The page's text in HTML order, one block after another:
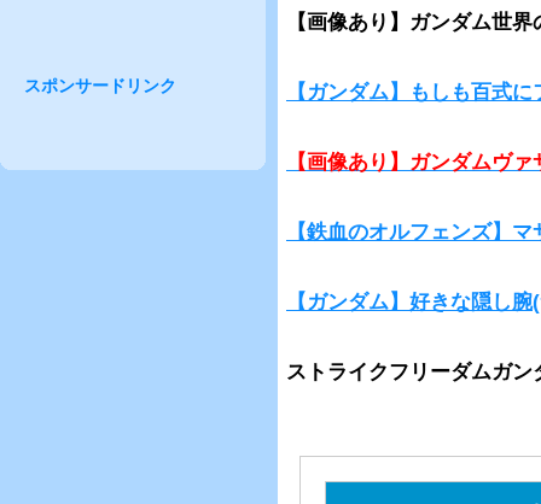
【画像あり】ガンダム世
【ガンダム】もしも百式
【画像あり】ガンダムヴ
【鉄血のオルフェンズ】
【ガンダム】好きな隠し
ストライクフリーダムガ
スポンサードリンク